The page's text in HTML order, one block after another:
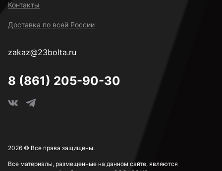
Контакты
Доставка по всей России
zakaz@23bolta.ru
8 (861) 205-90-30
Все материалы, размещенные на данном сайте, являются
2026 © Все права защищены.